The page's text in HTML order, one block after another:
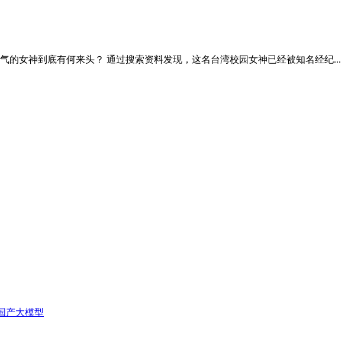
的女神到底有何来头？ 通过搜索资料发现，这名台湾校园女神已经被知名经纪...
产大模型